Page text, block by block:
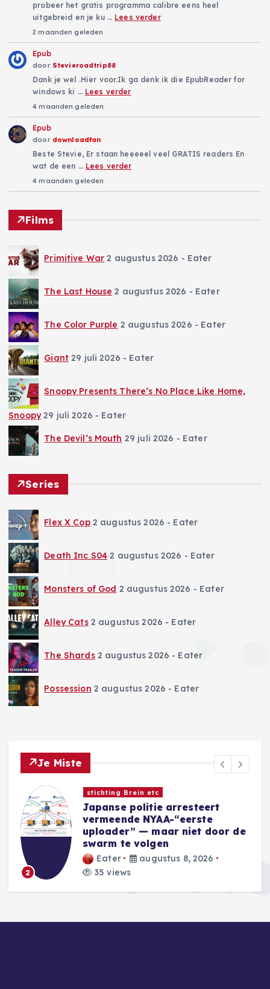
probeer het gratis programma calibre eens heel
uitgebreid en je ku … Lees verder
2 maanden geleden
Epub
door Stevieroadtrip88
Dank je wel .Hier voor.Ik ga denk ik die EpubReader for
windows ki … Lees verder
4 maanden geleden
Epub
door downloadfan
Beste Stevie, Er staan heeeeel veel GRATIS readers En
wat de een … Lees verder
4 maanden geleden
Films
Primitive War 2 augustus 2026 - Eater
The Last House 2 augustus 2026 - Eater
The Color Purple 2 augustus 2026 - Eater
Giant 29 juli 2026 - Eater
Snoopy Presents There’s No Place Like Home,
Snoopy 29 juli 2026 - Eater
The Devil’s Mouth 29 juli 2026 - Eater
Series
Flex X Cop 2 augustus 2026 - Eater
Death Inc S04 2 augustus 2026 - Eater
Monsters of God 2 augustus 2026 - Eater
Alley Cats 2 augustus 2026 - Eater
The Shards 2 augustus 2026 - Eater
Possession 2 augustus 2026 - Eater
Je Miste
3
Nieuwe Games
Sins of a Solar Empire II:
Harbinger introduceert nieuwe
Eidolon-factie
Blackwell
augustus 8, 2026
36 views